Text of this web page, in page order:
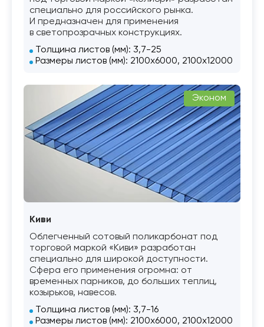
специально для российского рынка.
И предназначен для применения
в светопрозрачных конструкциях.
Толщина листов (мм): 3,7-25
Размеры листов (мм): 2100х6000, 2100х12000
Эконом
Киви
Облегченный сотовый поликарбонат под
торговой маркой «Киви» разработан
специально для широкой доступности.
Cфера его применения огромна: от
временных парников, до больших теплиц,
козырьков, навесов.
Толщина листов (мм): 3,7-16
Размеры листов (мм): 2100х6000, 2100х12000